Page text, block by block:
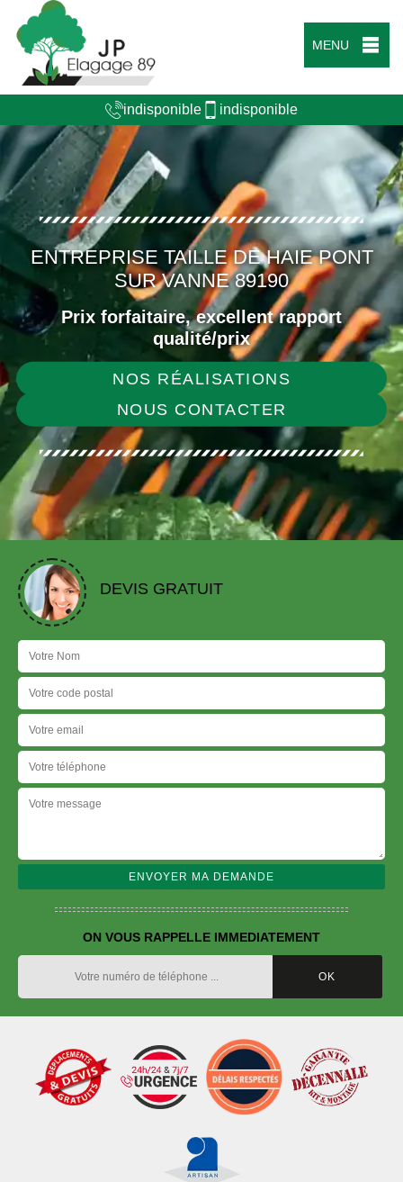
MENU
indisponible indisponible
ENTREPRISE TAILLE DE HAIE PONT
SUR VANNE 89190
Prix forfaitaire, excellent rapport
qualité/prix
NOS RÉALISATIONS
NOUS CONTACTER
DEVIS GRATUIT
ON VOUS RAPPELLE IMMEDIATEMENT